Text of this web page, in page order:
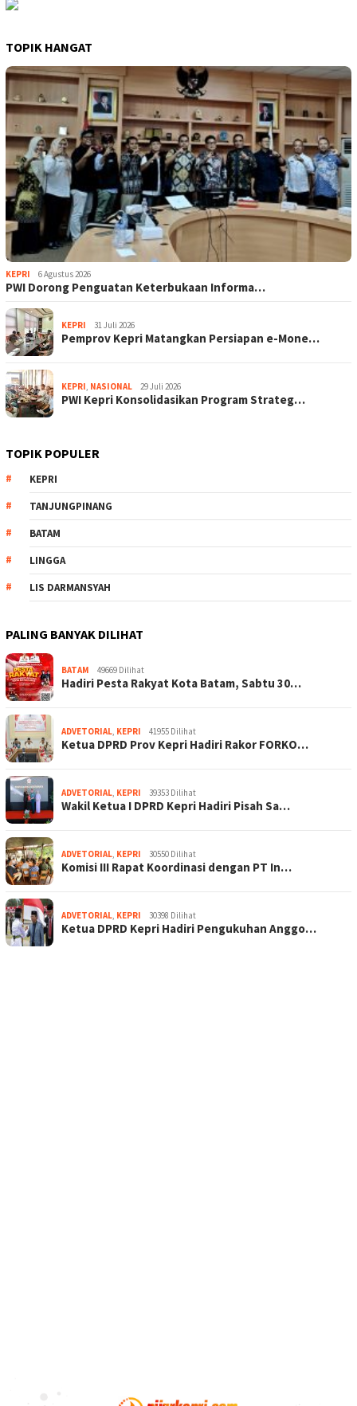
TOPIK HANGAT
KEPRI 6 Agustus 2026
PWI Dorong Penguatan Keterbukaan Informa…
KEPRI 31 Juli 2026
Pemprov Kepri Matangkan Persiapan e-Mone…
KEPRI NASIONAL 29 Juli 2026
PWI Kepri Konsolidasikan Program Strateg…
TOPIK POPULER
KEPRI
TANJUNGPINANG
BATAM
LINGGA
LIS DARMANSYAH
PALING BANYAK DILIHAT
BATAM 49669 Dilihat
Hadiri Pesta Rakyat Kota Batam, Sabtu 30…
ADVETORIAL KEPRI 41955 Dilihat
Ketua DPRD Prov Kepri Hadiri Rakor FORKO…
ADVETORIAL KEPRI 39353 Dilihat
Wakil Ketua I DPRD Kepri Hadiri Pisah Sa…
ADVETORIAL KEPRI 30550 Dilihat
Komisi III Rapat Koordinasi dengan PT In…
ADVETORIAL KEPRI 30398 Dilihat
Ketua DPRD Kepri Hadiri Pengukuhan Anggo…